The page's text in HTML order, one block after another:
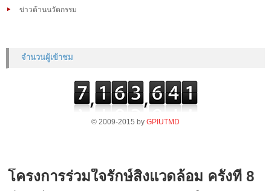
ข่าวด้านนวัตกรรม
จำนวนผู้เข้าชม
© 2009-2015 by GPIUTMD
โครงการร่วมใจรักษ์สิ่งแวดล้อม ครั้งที่ 8